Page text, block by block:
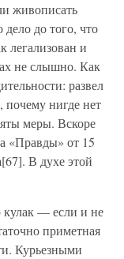
живописать
до того, что
легализован и
не слышно. Как
развел
нигде нет
меры. Вскоре
«Правды» от 15
В духе этой
кулак — если и не
приметная
Курьезными